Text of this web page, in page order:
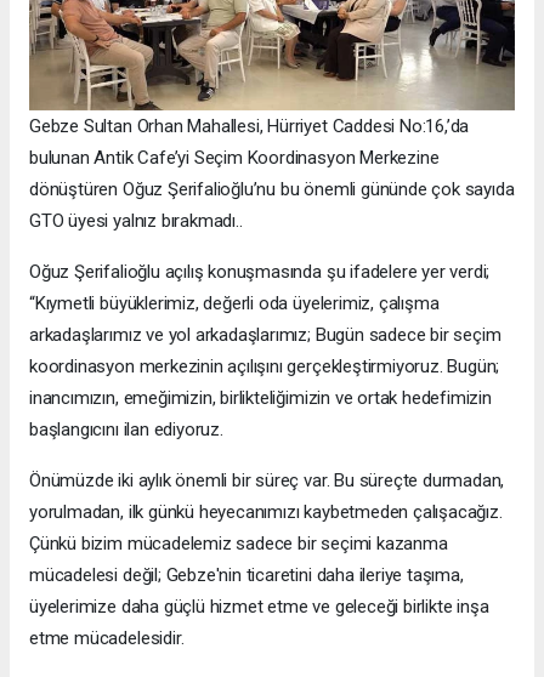
Gebze Sultan Orhan Mahallesi, Hürriyet Caddesi No:16,’da
bulunan Antik Cafe’yi Seçim Koordinasyon Merkezine
dönüştüren Oğuz Şerifalioğlu’nu bu önemli gününde çok sayıda
GTO üyesi yalnız bırakmadı..
Oğuz Şerifalioğlu açılış konuşmasında şu ifadelere yer verdi;
“Kıymetli büyüklerimiz, değerli oda üyelerimiz, çalışma
arkadaşlarımız ve yol arkadaşlarımız; Bugün sadece bir seçim
koordinasyon merkezinin açılışını gerçekleştirmiyoruz. Bugün;
inancımızın, emeğimizin, birlikteliğimizin ve ortak hedefimizin
başlangıcını ilan ediyoruz.
Önümüzde iki aylık önemli bir süreç var. Bu süreçte durmadan,
yorulmadan, ilk günkü heyecanımızı kaybetmeden çalışacağız.
Çünkü bizim mücadelemiz sadece bir seçimi kazanma
mücadelesi değil; Gebze'nin ticaretini daha ileriye taşıma,
üyelerimize daha güçlü hizmet etme ve geleceği birlikte inşa
etme mücadelesidir.